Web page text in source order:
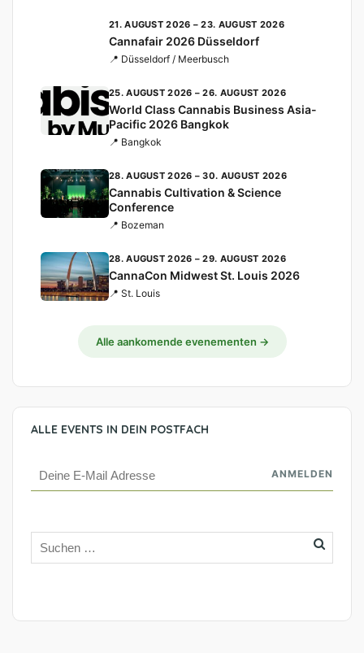
21. AUGUST 2026 – 23. AUGUST 2026
Cannafair 2026 Düsseldorf
📍 Düsseldorf / Meerbusch
25. AUGUST 2026 – 26. AUGUST 2026
World Class Cannabis Business Asia-
Pacific 2026 Bangkok
📍 Bangkok
28. AUGUST 2026 – 30. AUGUST 2026
Cannabis Cultivation & Science
Conference
📍 Bozeman
28. AUGUST 2026 – 29. AUGUST 2026
CannaCon Midwest St. Louis 2026
📍 St. Louis
Alle aankomende evenementen →
ALLE EVENTS IN DEIN POSTFACH